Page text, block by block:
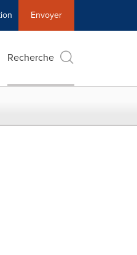
Envoyer
Recherche